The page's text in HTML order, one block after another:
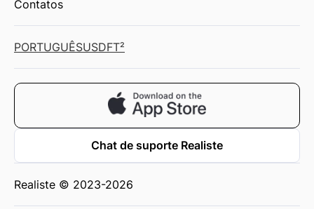
Contatos
PORTUGUÊSUSDFT²
Chat de suporte Realiste
Realiste © 2023-2026